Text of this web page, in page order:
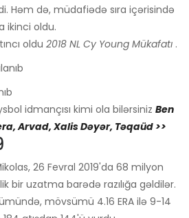
Həm də, müdafiədə sıra içərisində
ikinci oldu.
oldu 2018 NL Cy Young Mükafatı .
idmançısı kimi ola bilərsiniz Ben
Arvad, Xalis Dəyər, Təqaüd >>
26 Fevral 2019'da 68 milyon
bir uzatma barədə razılığa gəldilər.
mövsümü 4.16 ERA ilə 9-14